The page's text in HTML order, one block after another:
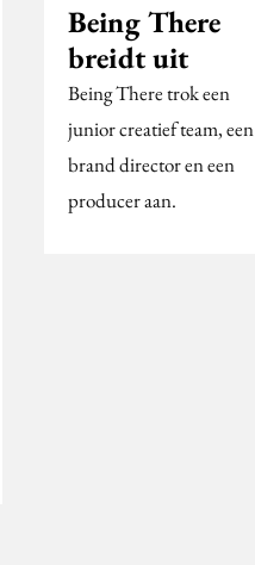
Being There
breidt uit
Being There trok een
junior creatief team, een
brand director en een
producer aan.